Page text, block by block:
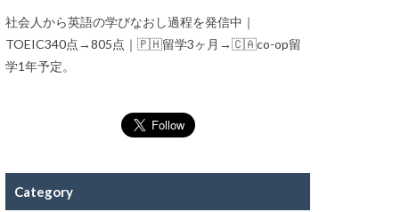
社会人から英語の学びなおし過程を発信中｜
TOEIC340点→805点｜🇵🇭留学3ヶ月→🇨🇦co-op留
学1年予定。
Category